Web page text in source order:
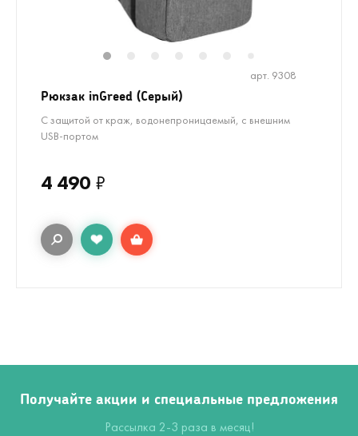
арт. 9308
Рюкзак inGreed (Серый)
С защитой от краж, водонепроницаемый, с внешним
USB-портом
4 490 ₽
Получайте акции и специальные предложения
Рассылка 2-3 раза в месяц!